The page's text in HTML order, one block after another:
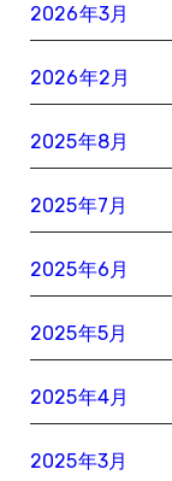
2026年3月
2026年2月
2025年8月
2025年7月
2025年6月
2025年5月
2025年4月
2025年3月